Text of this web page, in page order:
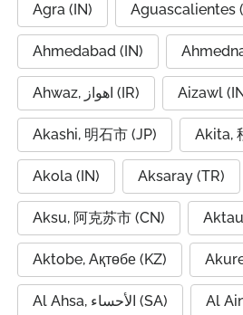
Agra (IN) Aguascalientes
Ahmedabad (IN)
Ahwaz, اهواز (IR) Aizawl
Akashi, 明石市 (JP) Akita,
Akola (IN) Aksaray (TR)
Aksu, 阿克苏市 (CN)
Aktobe, Ақтөбе (KZ)
Al Ahsa, الأحساء (SA)